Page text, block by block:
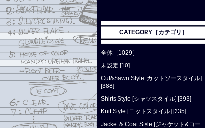
CATEGORY［カテゴリ］
全体［1029］
未設定 [10]
Cut&Sawn Style [カットソースタイル]
[388]
Shirts Style [シャツスタイル] [393]
Knit Style [ニットスタイル] [235]
Jacket & Coat Style [ジャケット&コー